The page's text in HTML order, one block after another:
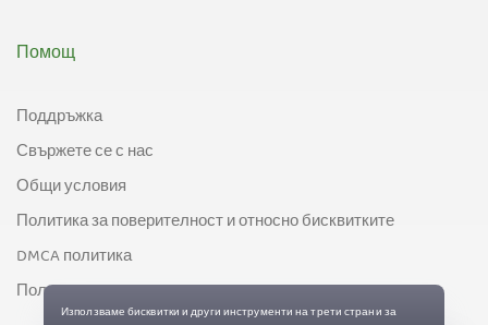
Помощ
Поддръжка
Свържете се с нас
Общи условия
Политика за поверителност и относно бисквитките
DMCA политика
Политика за контрол на експорта